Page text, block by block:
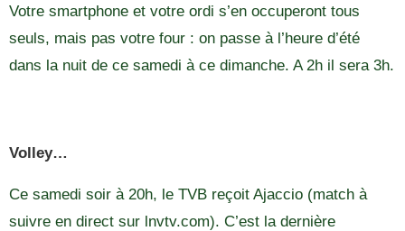
Votre smartphone et votre ordi s’en occuperont tous
seuls, mais pas votre four : on passe à l’heure d’été
dans la nuit de ce samedi à ce dimanche. A 2h il sera 3h.
Volley…
Ce samedi soir à 20h, le TVB reçoit Ajaccio (match à
suivre en direct sur lnvtv.com). C’est la dernière